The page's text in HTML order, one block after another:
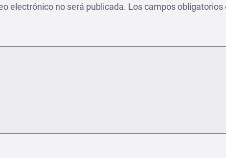
electrónico no será publicada. Los campos obligatorios